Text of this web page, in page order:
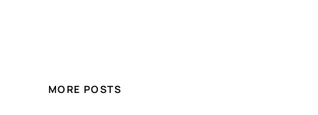
MORE POSTS